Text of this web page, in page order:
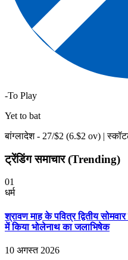
-To Play
Yet to bat
बांग्लादेश - 27/$2 (6.$2 ov) |
ट्रेंडिंग समाचार (Trending)
01
धर्म
श्रावण माह के पवित्र द्वितीय
में किया भोलेनाथ का जलाभिषेक
10 अगस्त 2026